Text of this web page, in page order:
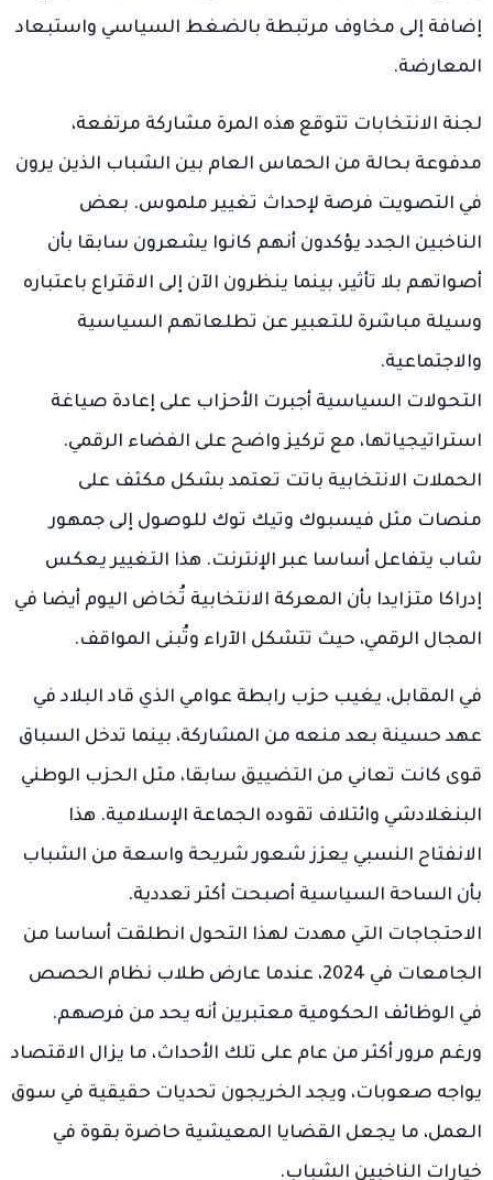
إضافة إلى مخاوف مرتبطة بالضغط السياسي واستبعاد
المعارضة.
لجنة الانتخابات تتوقع هذه المرة مشاركة مرتفعة،
مدفوعة بحالة من الحماس العام بين الشباب الذين يرون
في التصويت فرصة لإحداث تغيير ملموس. بعض
الناخبين الجدد يؤكدون أنهم كانوا يشعرون سابقا بأن
أصواتهم بلا تأثير، بينما ينظرون الآن إلى الاقتراع باعتباره
وسيلة مباشرة للتعبير عن تطلعاتهم السياسية
والاجتماعية.
التحولات السياسية أجبرت الأحزاب على إعادة صياغة
استراتيجياتها، مع تركيز واضح على الفضاء الرقمي.
الحملات الانتخابية باتت تعتمد بشكل مكثف على
منصات مثل فيسبوك وتيك توك للوصول إلى جمهور
شاب يتفاعل أساسا عبر الإنترنت. هذا التغيير يعكس
إدراكا متزايدا بأن المعركة الانتخابية تُخاض اليوم أيضا في
المجال الرقمي، حيث تتشكل الآراء وتُبنى المواقف.
في المقابل، يغيب حزب رابطة عوامي الذي قاد البلاد في
عهد حسينة بعد منعه من المشاركة، بينما تدخل السباق
قوى كانت تعاني من التضييق سابقا، مثل الحزب الوطني
البنغلادشي وائتلاف تقوده الجماعة الإسلامية. هذا
الانفتاح النسبي يعزز شعور شريحة واسعة من الشباب
بأن الساحة السياسية أصبحت أكثر تعددية.
الاحتجاجات التي مهدت لهذا التحول انطلقت أساسا من
الجامعات في 2024، عندما عارض طلاب نظام الحصص
في الوظائف الحكومية معتبرين أنه يحد من فرصهم.
ورغم مرور أكثر من عام على تلك الأحداث، ما يزال الاقتصاد
يواجه صعوبات، ويجد الخريجون تحديات حقيقية في سوق
العمل، ما يجعل القضايا المعيشية حاضرة بقوة في
خيارات الناخبين الشباب.